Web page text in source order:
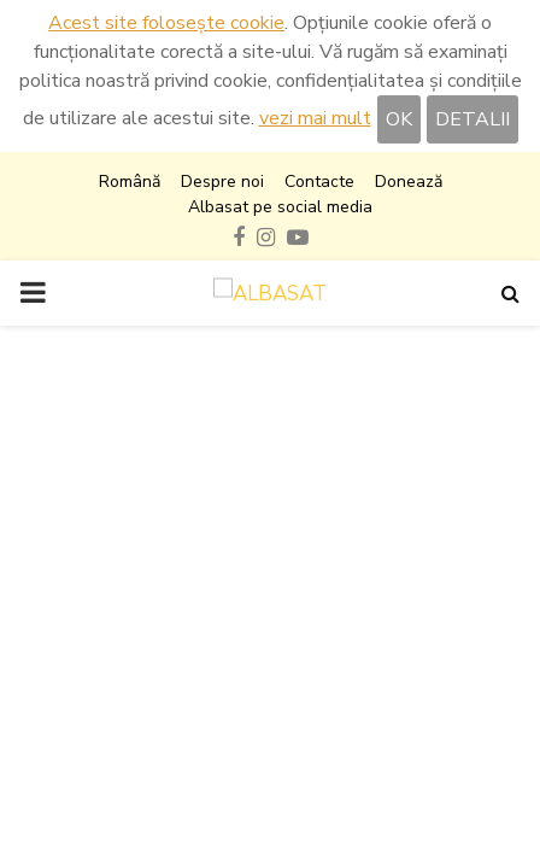
Acest site folosește cookie. Opțiunile cookie oferă o
funcționalitate corectă a site-ului. Vă rugăm să examinați
politica noastră privind cookie, confidențialitatea și condițiile
de utilizare ale acestui site. vezi mai mult OK DETALII
Română Despre noi Contacte
Donează
Albasat pe social media
Facebook
Instagram
Youtube
PRIMARY